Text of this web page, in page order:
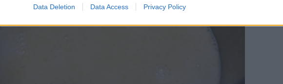
Data Deletion Data Access Privacy Policy